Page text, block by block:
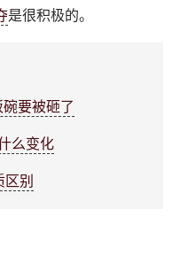
是很积极的。
要被砸了
么变化
别